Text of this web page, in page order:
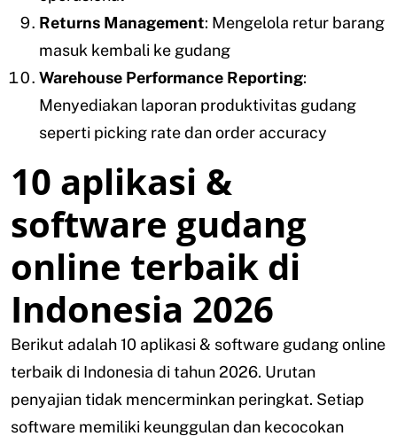
Returns Management: Mengelola retur barang
masuk kembali ke gudang
Warehouse Performance Reporting:
Menyediakan laporan produktivitas gudang
seperti picking rate dan order accuracy
10 aplikasi &
software gudang
online terbaik di
Indonesia 2026
Berikut adalah 10 aplikasi & software gudang online
terbaik di Indonesia di tahun 2026. Urutan
penyajian tidak mencerminkan peringkat. Setiap
software memiliki keunggulan dan kecocokan